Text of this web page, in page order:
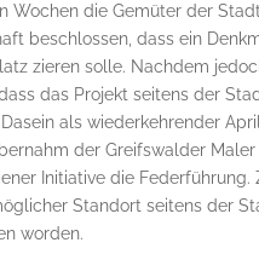
Wochen die Gemüter der
beschlossen, dass ein
zieren solle. Nachdem
das Projekt seitens der
als wiederkehrender
der Greifswalder
Initiative die Federführung.
Standort seitens der
worden.